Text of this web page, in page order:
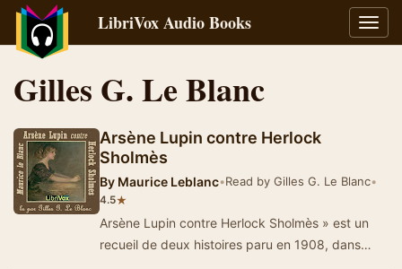
LibriVox Audio Books
Gilles G. Le Blanc
Arsène Lupin contre Herlock
Sholmès
By Maurice Leblanc•Read by Gilles G. Le Blanc•
4.5★
Arsène Lupin contre Herlock Sholmès » est un
recueil de deux histoires paru en 1908, dans